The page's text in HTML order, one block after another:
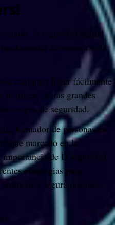
la seguridad digital
de nuestra vida
a cualquier lugar fácilmente
tu dinero. Estas grandes
riesgos de seguridad.
, formador de personas en
marcado en la
de la seguridad
estrategias para
más segura posible...